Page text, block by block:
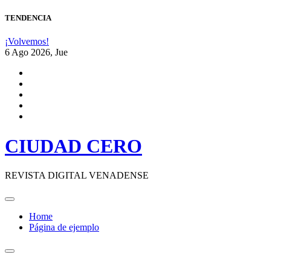
Saltar
contenido
TENDENCIA
¡Volvemos!
6 Ago 2026, Jue
CIUDAD CERO
REVISTA DIGITAL VENADENSE
Home
Página de ejemplo